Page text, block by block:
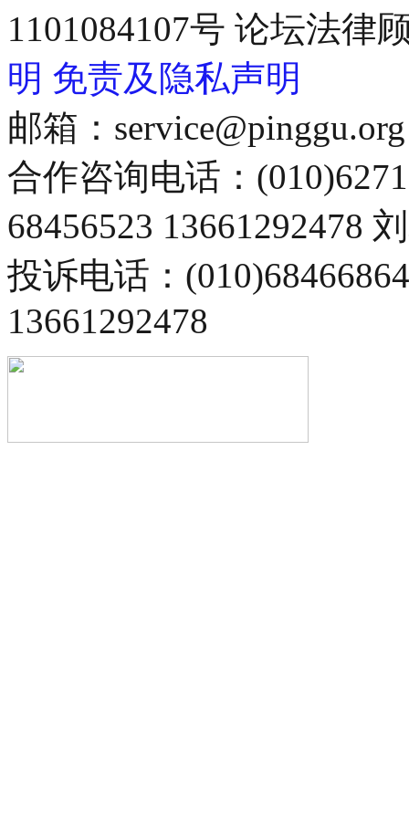
1101084107号 论坛法律
明 免责及隐私声明
邮箱：service@pinggu.org
合作咨询电话：
68456523 13661292478
投诉电话：
13661292478